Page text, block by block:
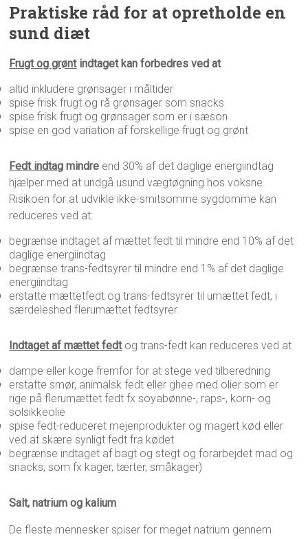
Praktiske råd for at opretholde en
sund diæt
Frugt og grøntindtaget kan forbedres ved at
altid inkludere grønsager i måltider
spise frisk frugt og rå grønsager som snacks
spise frisk frugt og grønsager som er i sæson
spise en god variation af forskellige frugt og grønt
Fedt indtag mindre end 30% af det daglige energiindtag
hjælper med at undgå usund vægtøgning hos voksne.
Risikoen for at udvikle ikke-smitsomme sygdomme kan
reduceres ved at:
begrænse indtaget af mættet fedt til mindre end 10% af det
daglige energiindtag
begrænse trans-fedtsyrer til mindre end 1% af det daglige
energiindtag
erstatte mættetfedt og trans-fedtsyrer til umættet fedt, i
særdeleshed flerumættet fedtsyrer.
Indtaget af mættet fedtog trans-fedt kan reduceres ved at
dampe eller koge fremfor for at stege ved tilberedning
erstatte smør, animalsk fedt eller ghee med olier som er
rige på flerumættet fedt fx soyabønne-, raps-, korn- og
solsikkeolie
spise fedt-reduceret mejeriprodukter og magert kød eller
ved at skære synligt fedt fra kødet
begrænse indtaget af bagt og stegt og forarbejdet mad og
snacks, som fx kager, tærter, småkager)
Salt, natrium og kalium
De fleste mennesker spiser for meget natrium gennem